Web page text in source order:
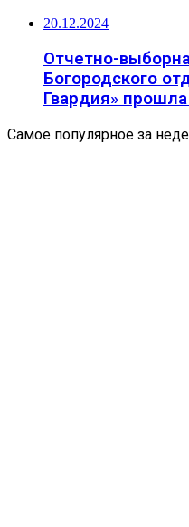
20.12.2024
Отчетно-
Богородского
Гвардия»
Самое популярное за